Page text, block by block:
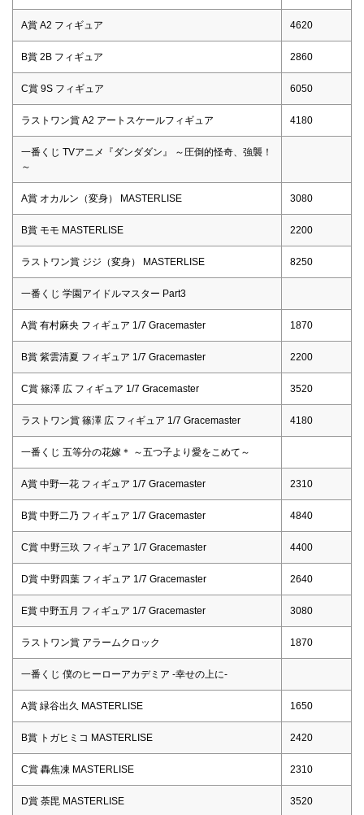
A賞 A2 フィギュア 4620
B賞 2B フィギュア 2860
C賞 9S フィギュア 6050
ラストワン賞 A2 アートスケールフィギュア 4180
一番くじ TVアニメ『ダンダダン』 ～圧倒的怪奇、強襲！
～
A賞 オカルン（変身） MASTERLISE 3080
B賞 モモ MASTERLISE 2200
ラストワン賞 ジジ（変身） MASTERLISE 8250
一番くじ 学園アイドルマスター Part3
A賞 有村麻央 フィギュア 1/7 Gracemaster 1870
B賞 紫雲清夏 フィギュア 1/7 Gracemaster 2200
C賞 篠澤 広 フィギュア 1/7 Gracemaster 3520
ラストワン賞 篠澤 広 フィギュア 1/7 Gracemaster 4180
一番くじ 五等分の花嫁＊ ～五つ子より愛をこめて～
A賞 中野一花 フィギュア 1/7 Gracemaster 2310
B賞 中野二乃 フィギュア 1/7 Gracemaster 4840
C賞 中野三玖 フィギュア 1/7 Gracemaster 4400
D賞 中野四葉 フィギュア 1/7 Gracemaster 2640
E賞 中野五月 フィギュア 1/7 Gracemaster 3080
ラストワン賞 アラームクロック 1870
一番くじ 僕のヒーローアカデミア -幸せの上に-
A賞 緑谷出久 MASTERLISE 1650
B賞 トガヒミコ MASTERLISE 2420
C賞 轟焦凍 MASTERLISE 2310
D賞 荼毘 MASTERLISE 3520